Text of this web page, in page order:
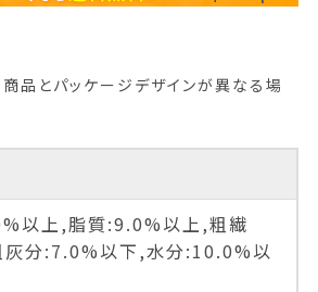
品とパッケージデザインが異なる場
以上,脂質:9.0%以上,粗繊
分:7.0%以下,水分:10.0%以